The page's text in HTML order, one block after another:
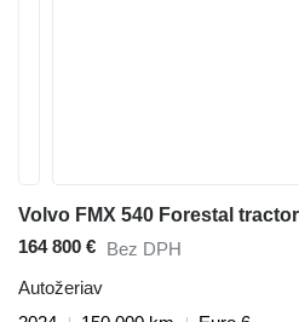
164 800 € Bez DPH
Autožeriav